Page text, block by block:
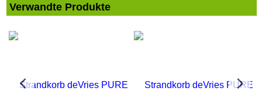
Verwandte Produkte